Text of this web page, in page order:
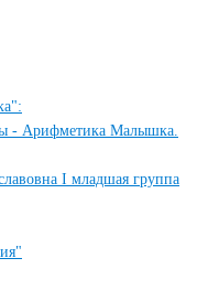
- Арифметика Малышка.
I младшая группа